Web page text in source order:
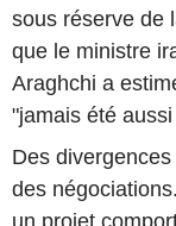
sous réserve de
que le ministre
Araghchi a
"jamais été
Des
des